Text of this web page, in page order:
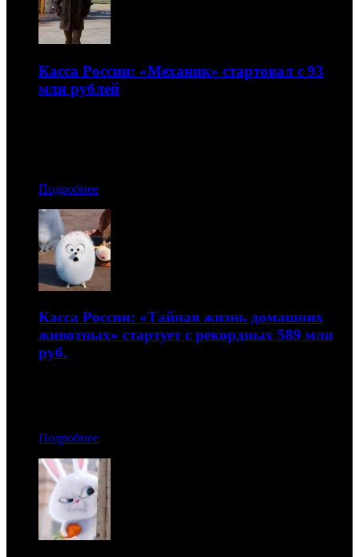
Касса России: «Механик» стартовал с 93
млн рублей
Подробнее
Касса России: «Тайная жизнь домашних
животных» стартует с рекордных 589 млн
руб.
Подробнее